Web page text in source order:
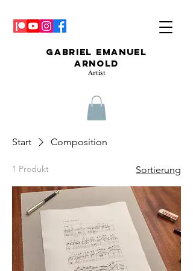
Gabriel Emanuel
Arnold
Artist
Start Composition
1 Produkt Sortierung